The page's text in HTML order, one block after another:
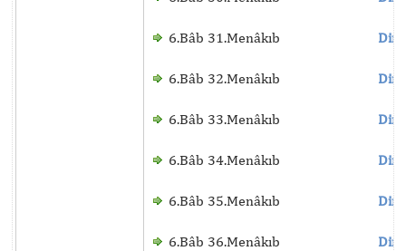
6.Bâb 31.Menâkıb
6.Bâb 32.Menâkıb
6.Bâb 33.Menâkıb
6.Bâb 34.Menâkıb
6.Bâb 35.Menâkıb
6.Bâb 36.Menâkıb